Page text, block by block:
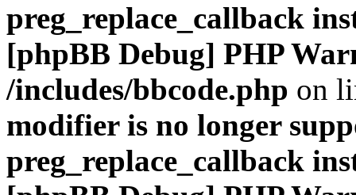
preg_replace_callback
[phpBB Debug] PHP
/includes/bbcode.php on
modifier is no longer
preg_replace_callback